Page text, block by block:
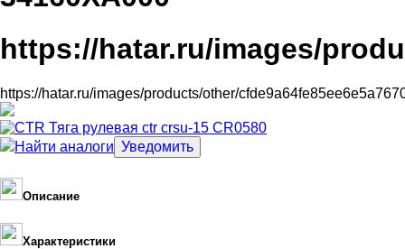
https://hatar.ru/images/
https://hatar.ru/images/products/other/
Найти аналоги
Описание
Характеристики